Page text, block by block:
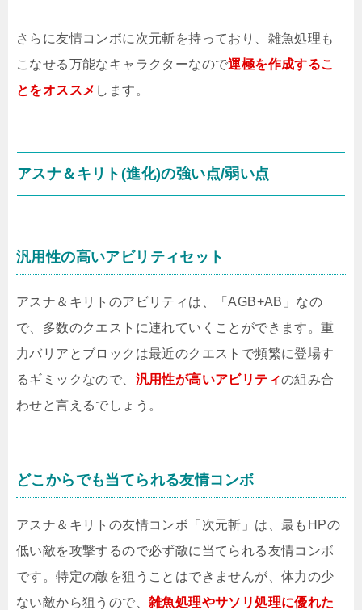
さらに友情コンボに次元斬を持っており、雑魚処理も
こなせる万能なキャラクターなので運極を作成するこ
とをオススメ します。
アスナ＆キリト(進化)の強い点/弱い点
汎用性の高いアビリティセット
アスナ＆キリトのアビリティは、「AGB+AB」なの
で、多数のクエストに連れていくことができます。重
力バリアとブロックは最近のクエストで頻繁に登場す
るギミックなので、 汎用性が高いアビリティの組み合
わせと言えるでしょう。
どこからでも当てられる友情コンボ
アスナ＆キリトの友情コンボ「次元斬」は、最もHPの
低い敵を攻撃するので必ず敵に当てられる友情コンボ
です。特定の敵を狙うことはできませんが、体力の少
ない敵から狙うので、 雑魚処理やサソリ処理に優れた